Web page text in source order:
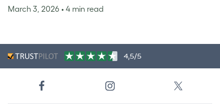
March 3, 2026 • 4 min read
4,5/5